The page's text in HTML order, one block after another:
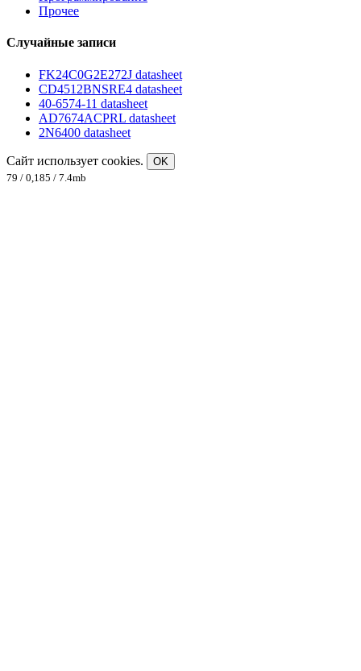
Прочее
Случайные записи
FK24C0G2E272J datasheet
CD4512BNSRE4 datasheet
40-6574-11 datasheet
AD7674ACPRL datasheet
2N6400 datasheet
Сайт использует cookies.
OK
79 / 0,185 / 7.4mb